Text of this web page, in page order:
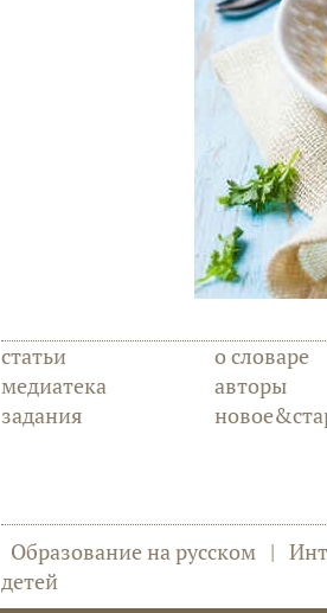
статьи
медиатека
задания
о словаре
авторы
Образование на русском |
детей